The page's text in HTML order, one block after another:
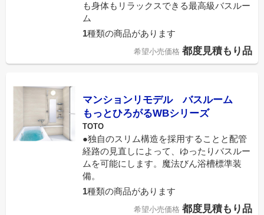
も身体もリラックスできる最高級バスルー
ム
1種類の商品があります
希望小売価格 都度見積もり品
マンションリモデル バスルーム
もっとひろがるWBシリーズ
TOTO
●独自のスリム構造を採用することと配管
経路の見直しによって、ゆったりバスルー
ムを可能にします。魔法びん浴槽標準装
備。
1種類の商品があります
希望小売価格 都度見積もり品